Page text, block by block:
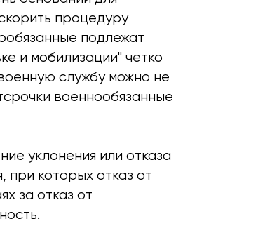
процедуру
подлежат
и мобилизации" четко
службу можно не
военнообязанные
уклонения или отказа
при которых отказ от
за отказ от